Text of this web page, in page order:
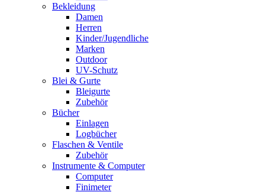
Bekleidung
Damen
Herren
Kinder/Jugendliche
Marken
Outdoor
UV-Schutz
Blei & Gurte
Bleigurte
Zubehör
Bücher
Einlagen
Logbücher
Flaschen & Ventile
Zubehör
Instrumente & Computer
Computer
Finimeter